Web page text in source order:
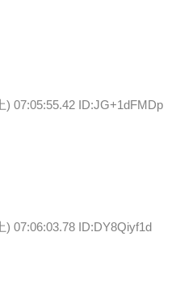
) 07:05:55.42 ID:JG+1dFMDp
) 07:06:03.78 ID:DY8Qiyf1d